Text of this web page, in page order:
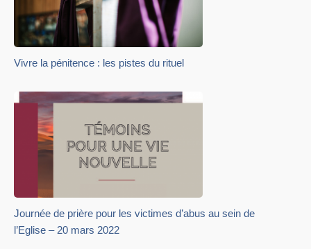
Vivre la pénitence : les pistes du rituel
Journée de prière pour les victimes d’abus au sein de
l’Eglise – 20 mars 2022